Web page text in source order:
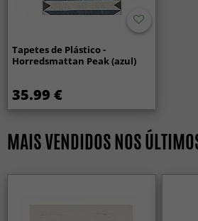
Tapetes de Plástico -
Horredsmattan Peak (azul)
35.99 €
MAIS VENDIDOS NOS